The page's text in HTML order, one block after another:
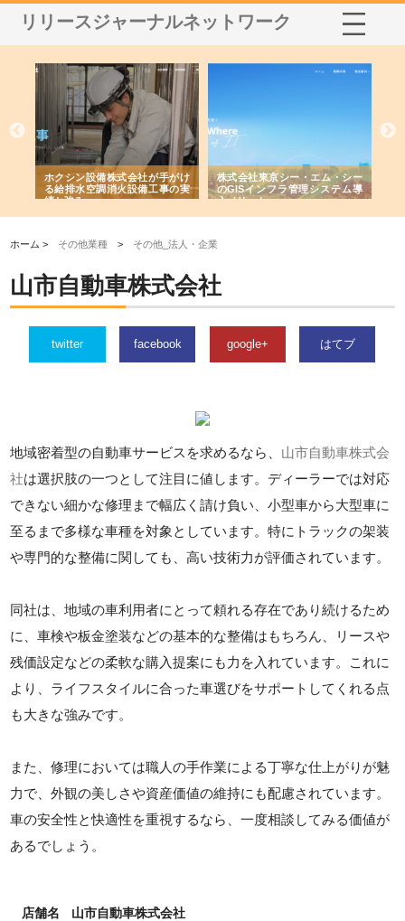
リリースジャーナルネットワーク
株式会社が手がけ
消火設備工事の実
株式会社東京シー・エム・シー
のGISインフラ管理システム導
入メリット
株式会社アクアスペース
から陸上まで一貫施工で
由
ホーム > その他業種 > その他_法人・企業
山市自動車株式会社
twitter facebook google+ はてブ
地域密着型の自動車サービスを求めるなら、 山市自動車株式会
社は選択肢の一つとして注目に値します。ディーラーでは対応
できない細かな修理まで幅広く請け負い、小型車から大型車に
至るまで多様な車種を対象としています。特にトラックの架装
や専門的な整備に関しても、高い技術力が評価されています。
同社は、地域の車利用者にとって頼れる存在であり続けるため
に、車検や板金塗装などの基本的な整備はもちろん、リースや
残価設定などの柔軟な購入提案にも力を入れています。これに
より、ライフスタイルに合った車選びをサポートしてくれる点
も大きな強みです。
また、修理においては職人の手作業による丁寧な仕上がりが魅
力で、外観の美しさや資産価値の維持にも配慮されています。
車の安全性と快適性を重視するなら、一度相談してみる価値が
あるでしょう。
店舗名 山市自動車株式会社